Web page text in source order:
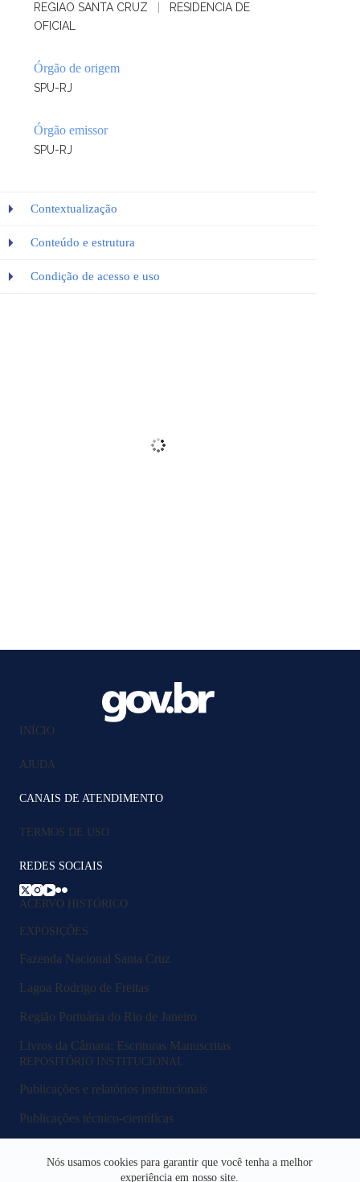
Nós usamos cookies para garantir que você tenha a melhor
experiência em nosso site.
REGIAO SANTA CRUZ
RESIDENCIA DE
OFICIAL
Órgão de origem
SPU-RJ
Órgão emissor
SPU-RJ
Contextualização
Conteúdo e estrutura
Condição de acesso e uso
INÍCIO
AJUDA
CANAIS DE ATENDIMENTO
TERMOS DE USO
REDES SOCIAIS
ACERVO HISTÓRICO
EXPOSIÇÕES
Fazenda Nacional Santa Cruz
Lagoa Rodrigo de Freitas
Região Portuária do Rio de Janeiro
Livros da Câmara: Escrituras Manuscritas
REPOSITÓRIO INSTITUCIONAL
Publicações e relatórios institucionais
Publicações técnico-científicas
Fluxos e procedimentos